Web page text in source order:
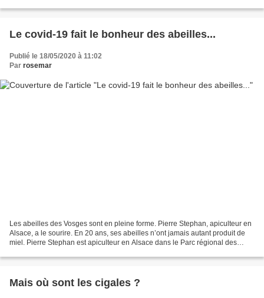
Le covid-19 fait le bonheur des abeilles...
Publié le 18/05/2020 à 11:02
Par rosemar
Les abeilles des Vosges sont en pleine forme. Pierre Stephan, apiculteur en
Alsace, a le sourire. En 20 ans, ses abeilles n’ont jamais autant produit de
miel. Pierre Stephan est apiculteur en Alsace dans le Parc régional des
Mais où sont les cigales ?